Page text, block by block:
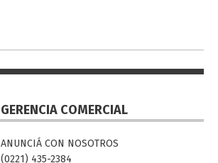
GERENCIA COMERCIAL
ANUNCIÁ CON NOSOTROS
(0221) 435-2384